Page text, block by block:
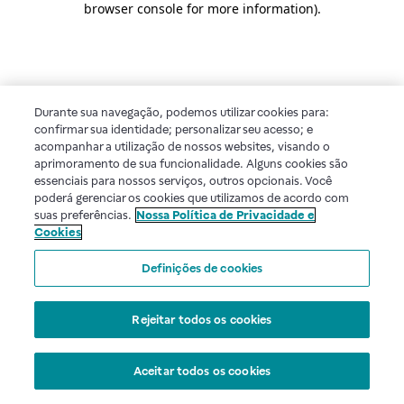
browser console for more information).
Durante sua navegação, podemos utilizar cookies para:
confirmar sua identidade; personalizar seu acesso; e
acompanhar a utilização de nossos websites, visando o
aprimoramento de sua funcionalidade. Alguns cookies são
essenciais para nossos serviços, outros opcionais. Você
poderá gerenciar os cookies que utilizamos de acordo com
suas preferências. Nossa Política de Privacidade e
Cookies
Definições de cookies
Rejeitar todos os cookies
Aceitar todos os cookies